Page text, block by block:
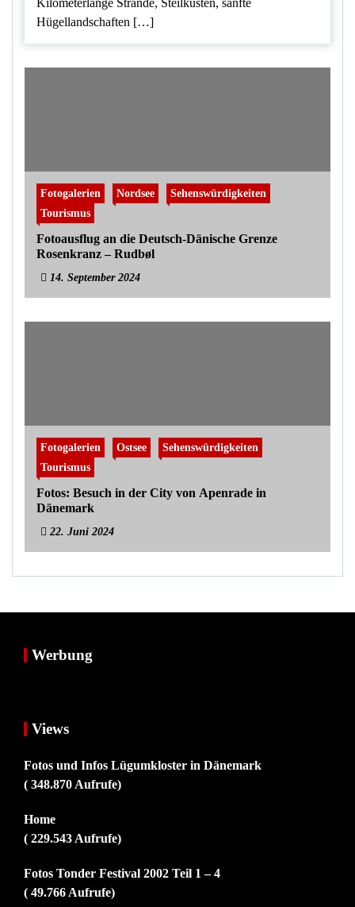
Kilometerlange Strände, Steilküsten, sanfte
Hügellandschaften […]
Fotogalerien Nordsee
Sehenswürdigkeiten
Tourismus
Fotoausflug an die Deutsch-Dänische Grenze
Rosenkranz – Rudbøl
14. September 2024
Fotogalerien Ostsee
Sehenswürdigkeiten
Tourismus
Fotos: Besuch in der City von Apenrade in
Dänemark
22. Juni 2024
Werbung
Views
Fotos und Infos Lügumkloster in Dänemark
( 348.870 Aufrufe)
Home
( 229.543 Aufrufe)
Fotos Tonder Festival 2002 Teil 1 – 4
( 49.766 Aufrufe)